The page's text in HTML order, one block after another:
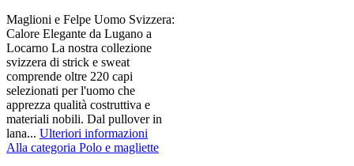
Maglioni e Felpe Uomo Svizzera:
Calore Elegante da Lugano a
Locarno La nostra collezione
svizzera di strick e sweat
comprende oltre 220 capi
selezionati per l'uomo che
apprezza qualità costruttiva e
materiali nobili. Dal pullover in
lana... Ulteriori informazioni
Alla categoria Polo e magliette